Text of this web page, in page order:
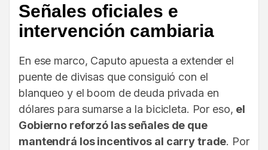
Señales oficiales e
intervención cambiaria
En ese marco, Caputo apuesta a extender el
puente de divisas que consiguió con el
blanqueo y el boom de deuda privada en
dólares para sumarse a la bicicleta. Por eso, el
Gobierno reforzó las señales de que
mantendrá los incentivos al carry trade. Por